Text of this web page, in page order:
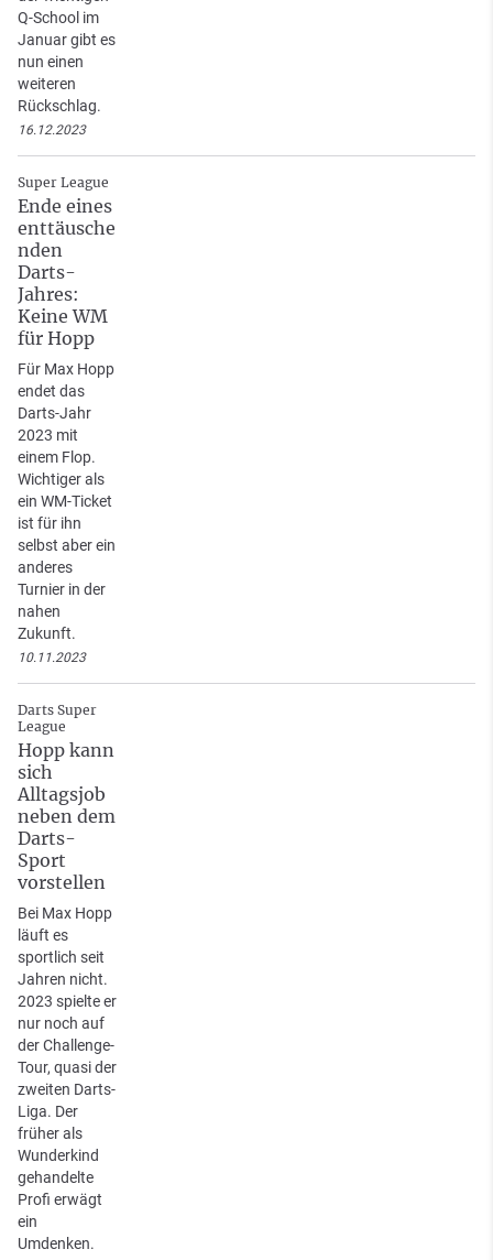
Q-School im
Januar gibt es
nun einen
weiteren
Rückschlag.
16.12.2023
Super League
Ende eines
enttäusche
nden
Darts-
Jahres:
Keine WM
für Hopp
Für Max Hopp
endet das
Darts-Jahr
2023 mit
einem Flop.
Wichtiger als
ein WM-Ticket
ist für ihn
selbst aber ein
anderes
Turnier in der
nahen
Zukunft.
10.11.2023
Darts Super
League
Hopp kann
sich
Alltagsjob
neben dem
Darts-
Sport
vorstellen
Bei Max Hopp
läuft es
sportlich seit
Jahren nicht.
2023 spielte er
nur noch auf
der Challenge-
Tour, quasi der
zweiten Darts-
Liga. Der
früher als
Wunderkind
gehandelte
Profi erwägt
ein
Umdenken.